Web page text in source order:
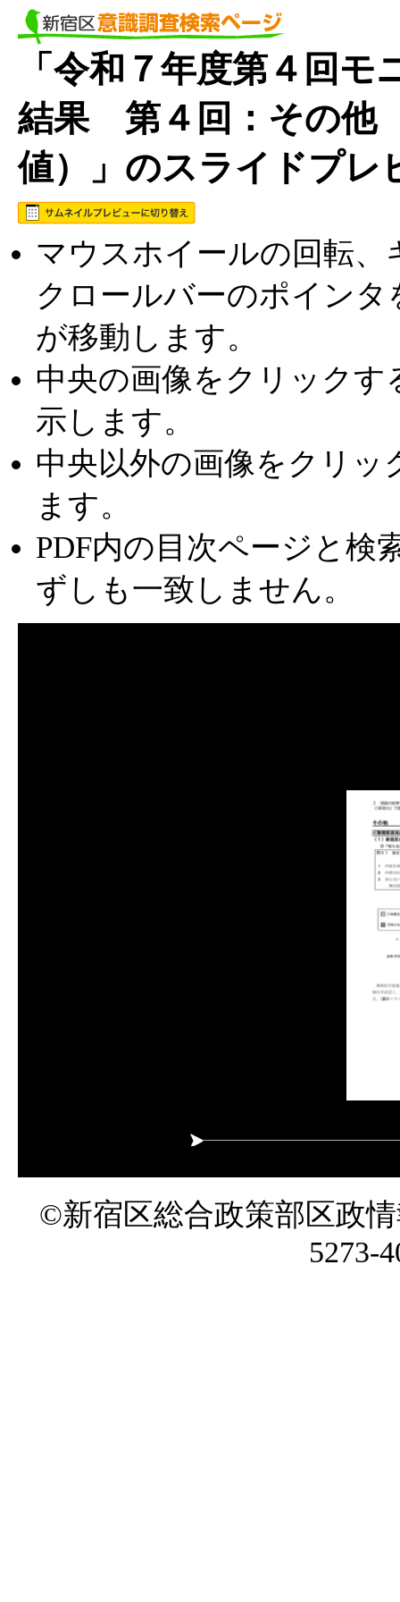
「令和７年度第４回
結果 第４回：その他
値）」のスライドプレ
マウスホイールの回転
クロールバーのポイン
が移動します。
中央の画像をクリック
示します。
中央以外の画像をクリ
ます。
PDF内の目次ページと検
ずしも一致しません。
©新宿区総合政策部区政
5273-